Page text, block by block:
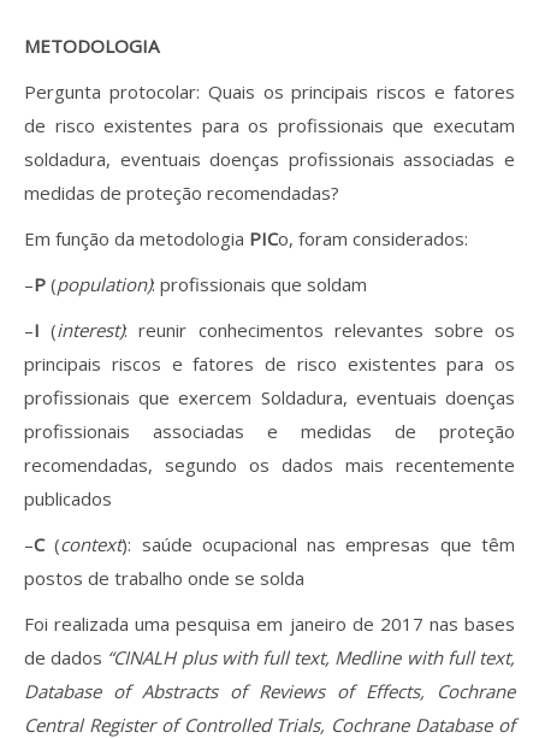
METODOLOGIA
Pergunta protocolar: Quais os principais riscos e fatores
de risco existentes para os profissionais que executam
soldadura, eventuais doenças profissionais associadas e
medidas de proteção recomendadas?
Em função da metodologia PICo, foram considerados:
–P (population): profissionais que soldam
–I (interest): reunir conhecimentos relevantes sobre os
principais riscos e fatores de risco existentes para os
profissionais que exercem Soldadura, eventuais doenças
profissionais associadas e medidas de proteção
recomendadas, segundo os dados mais recentemente
publicados
–C(context): saúde ocupacional nas empresas que têm
postos de trabalho onde se solda
Foi realizada uma pesquisa em janeiro de 2017 nas bases
de dados “CINALH plus with full text, Medline with full text,
Database of Abstracts of Reviews of Effects, Cochrane
Central Register of Controlled Trials, Cochrane Database of